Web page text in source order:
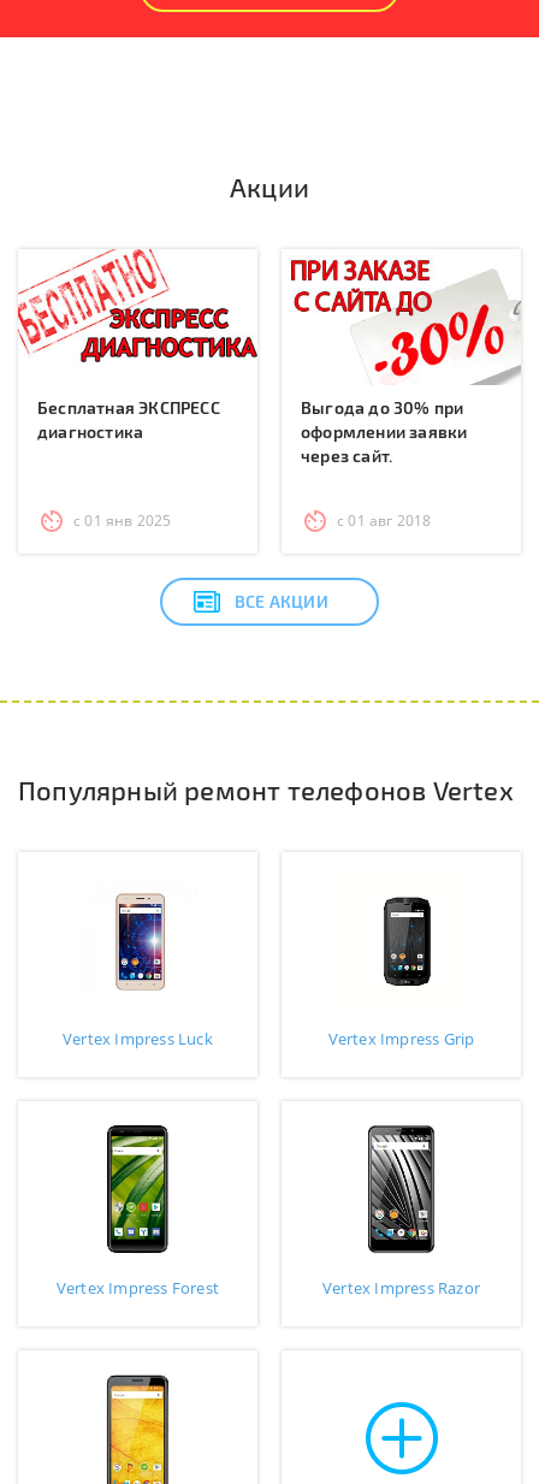
Акции
Бесплатная ЭКСПРЕСС
диагностика
с 01 янв 2025
Выгода до 30% при
оформлении заявки
через сайт.
с 01 авг 2018
ВСЕ АКЦИИ
Популярный ремонт телефонов Vertex
Vertex Impress Luck Vertex Impress Grip
Vertex Impress Forest Vertex Impress Razor